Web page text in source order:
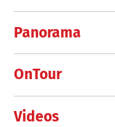
Panorama
OnTour
Videos